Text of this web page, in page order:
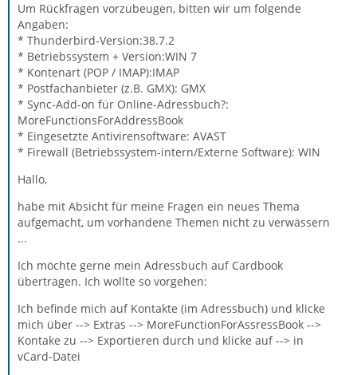
Um Rückfragen vorzubeugen, bitten wir um folgende
Angaben:
* Thunderbird-Version:38.7.2
* Betriebssystem + Version:WIN 7
* Kontenart (POP / IMAP):IMAP
* Postfachanbieter (z.B. GMX): GMX
* Sync-Add-on für Online-Adressbuch?:
MoreFunctionsForAddressBook
* Eingesetzte Antivirensoftware: AVAST
* Firewall (Betriebssystem-intern/Externe Software): WIN
Hallo,
habe mit Absicht für meine Fragen ein neues Thema
aufgemacht, um vorhandene Themen nicht zu verwässern
...
Ich möchte gerne mein Adressbuch auf Cardbook
übertragen. Ich wollte so vorgehen:
Ich befinde mich auf Kontakte (im Adressbuch) und klicke
mich über --> Extras --> MoreFunctionForAssressBook -->
Kontake zu --> Exportieren durch und klicke auf --> in
vCard-Datei